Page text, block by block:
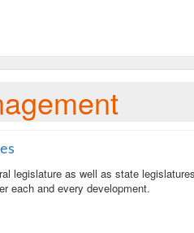
legislature as well as state
each and every development.